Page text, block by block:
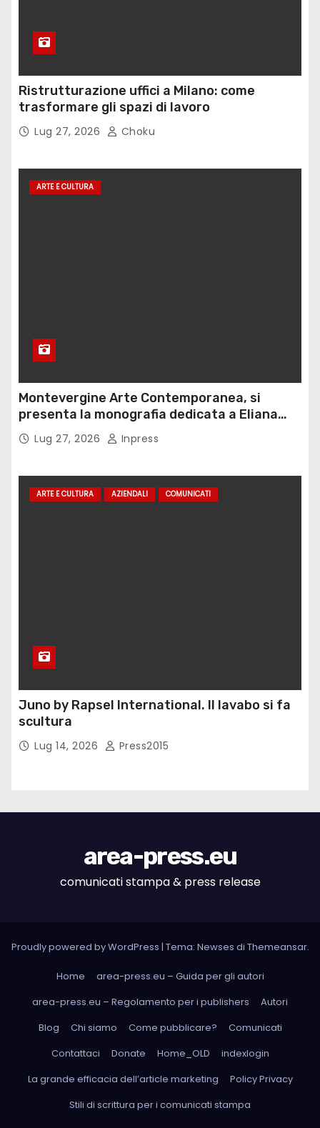
Ristrutturazione uffici a Milano: come
trasformare gli spazi di lavoro
Lug 27, 2026 Choku
ARTE E CULTURA
Montevergine Arte Contemporanea, si
presenta la monografia dedicata a Eliana
Adorno
Lug 27, 2026 Inpress
ARTE E CULTURA AZIENDALI COMUNICATI
Juno by Rapsel International. Il lavabo si fa
scultura
Lug 14, 2026 Press2015
area-press.eu
comunicati stampa & press release
Proudly powered by WordPress | Tema: Newses di Themeansar.
Home
area-press.eu – Guida per gli autori
area-press.eu – Regolamento per i publishers
Autori
Blog
Chi siamo Come pubblicare?
Comunicati
Contattaci
Donate Home_OLD
indexlogin
La grande efficacia dell’article marketing
Policy Privacy
Stili di scrittura per i comunicati stampa